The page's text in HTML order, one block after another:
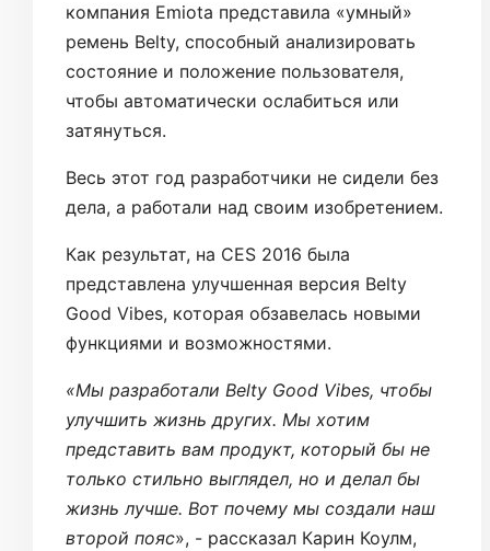
компания Emiota представила «умный»
ремень Belty, способный анализировать
состояние и положение пользователя,
чтобы автоматически ослабиться или
затянуться.
Весь этот год разработчики не сидели без
дела, а работали над своим изобретением.
Как результат, на CES 2016 была
представлена улучшенная версия Belty
Good Vibes, которая обзавелась новыми
функциями и возможностями.
«Мы разработали Belty Good Vibes, чтобы
улучшить жизнь других. Мы хотим
представить вам продукт, который бы не
только стильно выглядел, но и делал бы
жизнь лучше. Вот почему мы создали наш
второй пояс», - рассказал Карин Коулм,